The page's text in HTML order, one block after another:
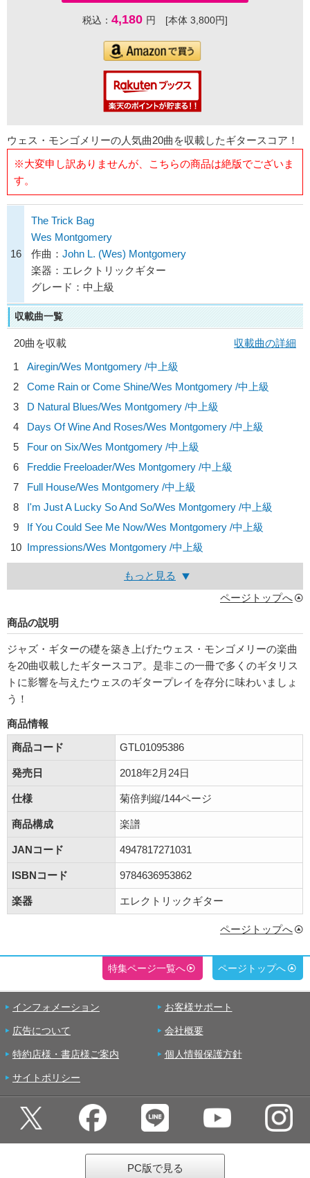
税込： 4,180 円 [本体 3,800円]
ウェス・モンゴメリーの人気曲20曲を収載したギタースコア！
※大変申し訳ありませんが、こちらの商品は絶版でございま
す。
16
The Trick Bag
Wes Montgomery
作曲： John L. (Wes) Montgomery
楽器：エレクトリックギター
グレード：中上級
収載曲一覧
20曲を収載
収載曲の詳細
1
Airegin/Wes Montgomery /中上級
2
Come Rain or Come Shine/Wes Montgomery /中上級
3
D Natural Blues/Wes Montgomery /中上級
4
Days Of Wine And Roses/Wes Montgomery /中上級
5
Four on Six/Wes Montgomery /中上級
6
Freddie Freeloader/Wes Montgomery /中上級
7
Full House/Wes Montgomery /中上級
8
I'm Just A Lucky So And So/Wes Montgomery /中上級
9
If You Could See Me Now/Wes Montgomery /中上級
10 Impressions/Wes Montgomery /中上級
もっと見る
ページトップへ
商品の説明
ジャズ・ギターの礎を築き上げたウェス・モンゴメリーの楽曲
を20曲収載したギタースコア。是非この一冊で多くのギタリス
トに影響を与えたウェスのギタープレイを存分に味わいましょ
う！
商品情報
商品コード
GTL01095386
発売日 2018年2月24日
仕様 菊倍判縦/144ページ
商品構成 楽譜
JANコード 4947817271031
ISBNコード 9784636953862
楽器 エレクトリックギター
ページトップへ
特集ページ一覧へ ページトップへ
インフォメーション お客様サポート
広告について 会社概要
特約店様・書店様ご案内 個人情報保護方針
サイトポリシー
PC版で見る